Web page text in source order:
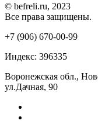
© befreli.ru, 2023
Все права защищены.
+7 (906) 670-00-99
Индекс: 396335
Воронежская обл.,
ул.Дачная, 90